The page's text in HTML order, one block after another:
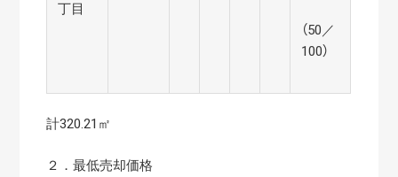
丁目
（50／
100）
計320.21㎡
２．最低売却価格